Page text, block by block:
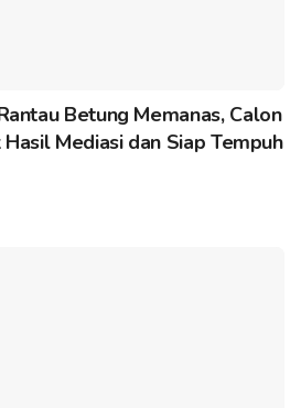
Betung Memanas, Calon
Mediasi dan Siap Tempuh